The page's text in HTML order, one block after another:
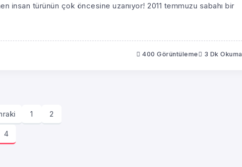
insan türünün çok öncesine uzanıyor! 2011 temmuzu sabahı bir
400 Görüntüleme 3 Dk Okuma
1 2
4